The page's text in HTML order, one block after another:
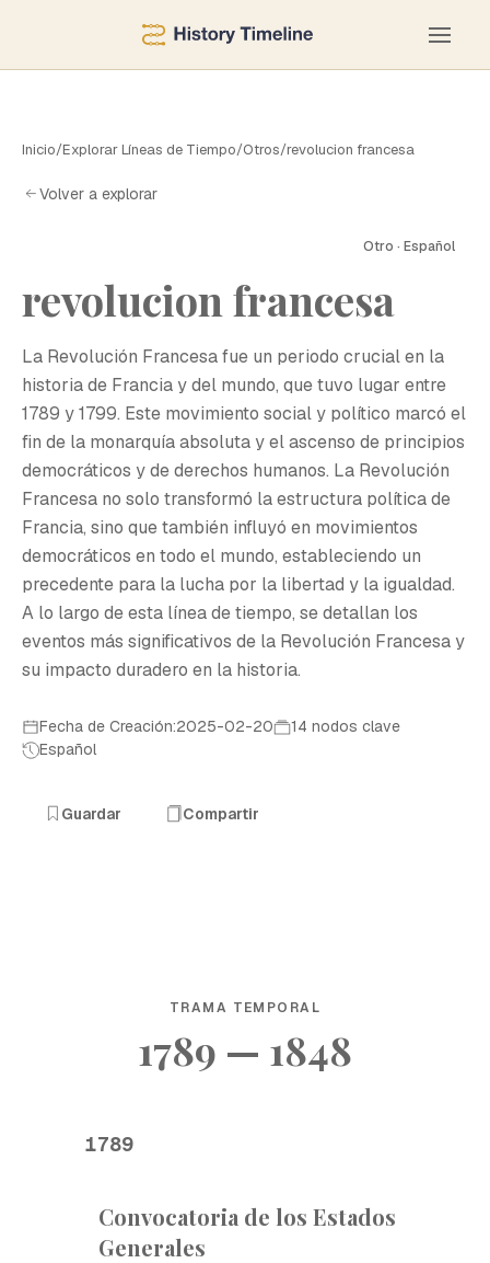
Inicio/Explorar Líneas de Tiempo/Otros/revolucion francesa
Volver a explorar
Otro · Español
revolucion francesa
La Revolución Francesa fue un periodo crucial en la
historia de Francia y del mundo, que tuvo lugar entre
1789 y 1799. Este movimiento social y político marcó el
fin de la monarquía absoluta y el ascenso de principios
democráticos y de derechos humanos. La Revolución
Francesa no solo transformó la estructura política de
Francia, sino que también influyó en movimientos
democráticos en todo el mundo, estableciendo un
precedente para la lucha por la libertad y la igualdad.
A lo largo de esta línea de tiempo, se detallan los
eventos más significativos de la Revolución Francesa y
su impacto duradero en la historia.
Fecha de Creación:2025-02-20
14 nodos clave
Español
Guardar Compartir
TRAMA TEMPORAL
1789 — 1848
1789
Convocatoria de los Estados
Generales